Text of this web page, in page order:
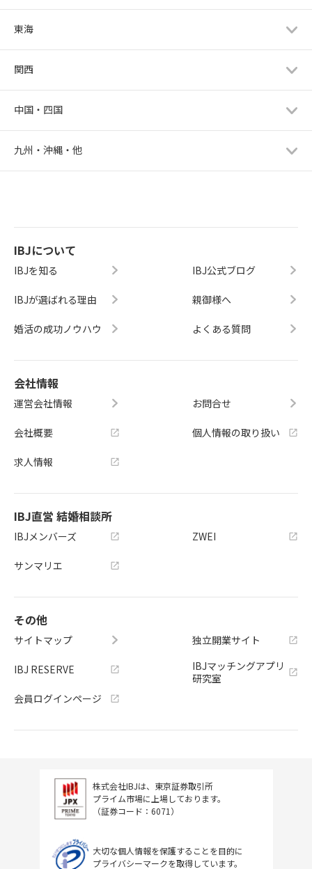
東海
関西
中国・四国
九州・沖縄・他
IBJについて
IBJを知る
IBJが選ばれる理由
婚活の成功ノウハウ
IBJ公式ブログ
親御様へ
よくある質問
会社情報
運営会社情報
会社概要
求人情報
お問合せ
個人情報の取り扱い
IBJ直営 結婚相談所
IBJメンバーズ
サンマリエ
ZWEI
その他
サイトマップ
IBJ RESERVE
会員ログインページ
独立開業サイト
IBJマッチングアプリ
研究室
株式会社IBJは、東京証券取引所
プライム市場に上場しております。
（証券コード：6071）
大切な個人情報を保護することを目的に
プライバシーマークを取得しています。